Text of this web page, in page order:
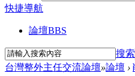
快捷導航
論壇BBS
搜索
台灣整外主任交流論壇»論壇 ›